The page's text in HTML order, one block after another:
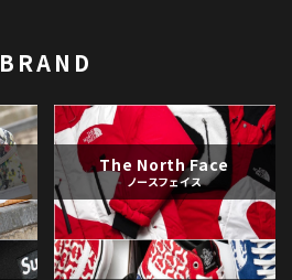
BRAND
The North Face
ノースフェイス